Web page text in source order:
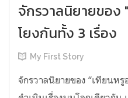
จักรวาลนิยายของ
โยงกันทั้ง 3 เรื่อง
My First Story
จักรวาลนิยายของ “เทียนหรู